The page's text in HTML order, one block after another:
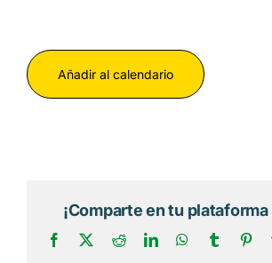
Añadir al calendario
¡Comparte en tu
Facebook RedditLinkedInWhatsApp
Tumblr